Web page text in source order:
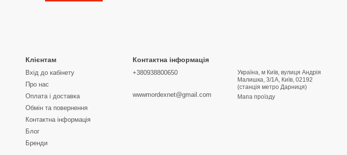
Клієнтам
Вхід до кабінету
Про нас
Оплата і доставка
Обмін та повернення
Контактна інформація
Блог
Бренди
Контактна інформація
+380938800650
wwwmordexnet@gmail.com
Україна, м Київ, вулиця Андрія
Малишка, 3/1А, Київ, 02192
(станція метро Дарниця)
Мапа проїзду